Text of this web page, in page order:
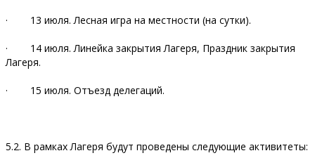
· 13 июля. Лесная игра на местности (на сутки).
· 14 июля. Линейка закрытия Лагеря, Праздник закрытия
Лагеря.
· 15 июля. Отъезд делегаций.
5.2. В рамках Лагеря будут проведены следующие активитеты: